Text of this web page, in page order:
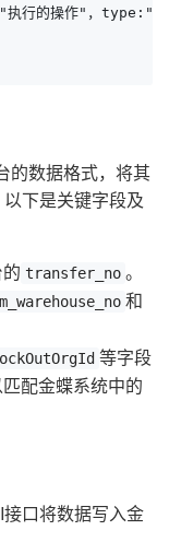
行的操作"，
的数据格式，将其
下是关键字段及
transfer_no 。
和
等字段
配金蝶系统中的
口将数据写入金